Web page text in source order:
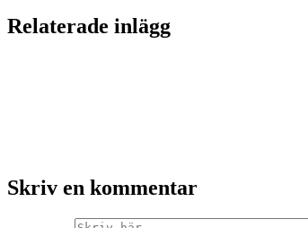
Relaterade inlägg
Skriv en kommentar